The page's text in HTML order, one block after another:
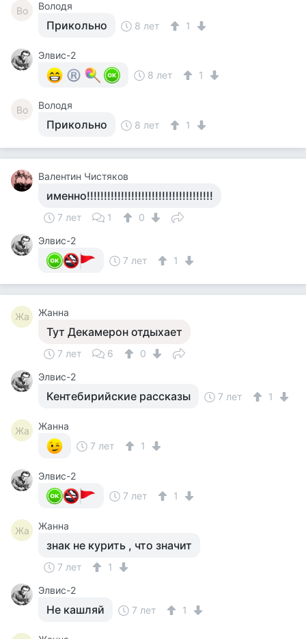
Во Володя
Прикольно 8 лет 1
Элвис-2
8 лет
1
Во Володя
Прикольно 8 лет 1
Валентин Чистяков
именно!!!!!!!!!!!!!!!!!!!!!!!!!!!!!!!!!!!!!
7 лет 1
0
Элвис-2
7 лет
1
Жа Жанна
Тут Декамерон отдыхает
7 лет 6
0
Элвис-2
Кентебирийские рассказы 7 лет 1
Жа
Жанна
7 лет
1
Элвис-2
7 лет
1
Жа Жанна
знак не курить , что значит
7 лет
1
Элвис-2
Не кашляй 7 лет 1